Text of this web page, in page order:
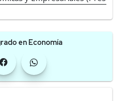
en Economía